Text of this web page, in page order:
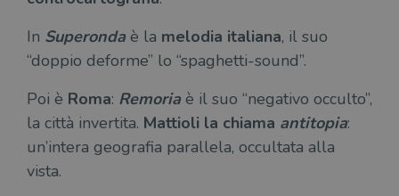
In Superonda è la melodia italiana, il suo
“doppio deforme” lo “spaghetti-sound”.
Poi è Roma: Remoria è il suo “negativo occulto”,
la città invertita. Mattioli la chiama antitopia:
un’intera geografia parallela, occultata alla
vista.